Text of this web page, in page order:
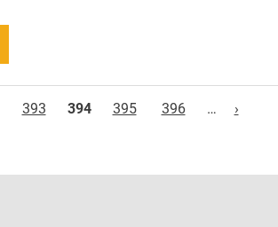
393 394 395 396 … ›